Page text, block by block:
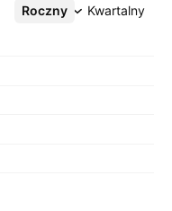
Roczny Kwartalny
Więcej